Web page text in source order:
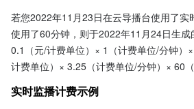
若您2022年11月23日在云导播台使用了实
使用了60分钟，则于2022年11月24日生成
0.1（元/计费单位）× 1（计费单位/分钟）
计费单位）× 3.25（计费单位/分钟）× 60
实时监播计费示例